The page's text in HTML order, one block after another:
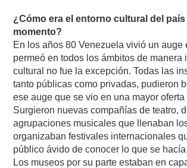
¿Cómo era el entorno cultural del país
momento?
En los años 80 Venezuela vivió un auge
permeó en todos los ámbitos de manera
cultural no fue la excepción. Todas las
tanto públicas como privadas, pudieron
ese auge que se vio en una mayor oferta
Surgieron nuevas compañías de teatro,
agrupaciones musicales que llenaban
organizaban festivales internacionales
público ávido de conocer lo que se
Los museos por su parte estaban en